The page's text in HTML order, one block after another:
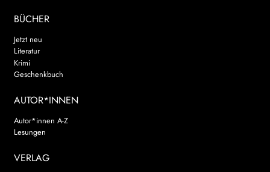
BÜCHER
Jetzt neu
Literatur
Krimi
Geschenkbuch
AUTOR*INNEN
Autor*innen A-Z
Lesungen
VERLAG